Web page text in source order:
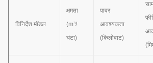
विनिर्देश मॉडल
क्षमता
(m³/
घंटा)
पावर
आवश्यकता
(किलोवाट)